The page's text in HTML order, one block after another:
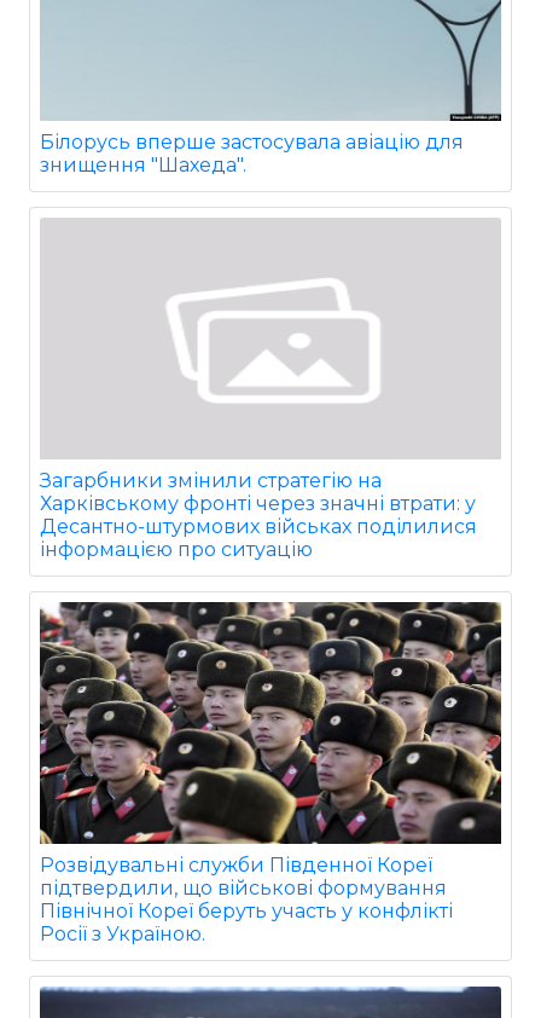
Білорусь вперше застосувала авіацію для
знищення "Шахеда".
Загарбники змінили стратегію на
Харківському фронті через значні втрати: у
Десантно-штурмових військах поділилися
інформацією про ситуацію
Розвідувальні служби Південної Кореї
підтвердили, що військові формування
Північної Кореї беруть участь у конфлікті
Росії з Україною.